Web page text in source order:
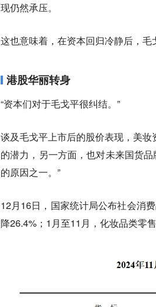
现仍然承压。
这也意味着，在资本回归冷静后，毛
港股华丽转身
“资本们对于毛戈平很纠结。”
谈及毛戈平上市后的股价表现，美
的潜力，另一方面，也对未来国货
的原因之一。”
12月16日，国家统计局公布社会消
降26.4%；1月至11月，化妆品类零